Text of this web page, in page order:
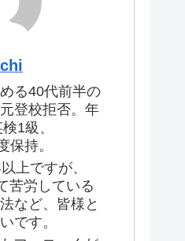
る40代前半の
登校拒否。年
1級、
保持。
上ですが、
苦労している
など、皆様と
です。